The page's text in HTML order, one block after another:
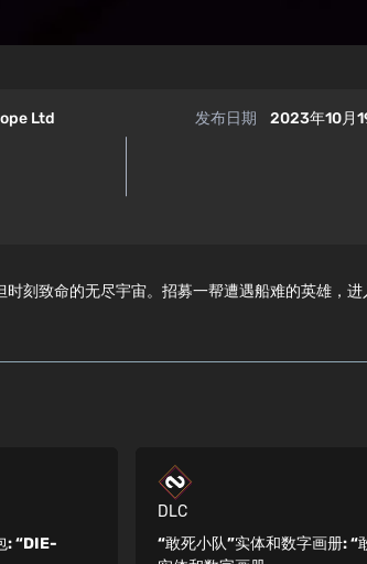
Ltd 发布日期 2023年10月
刻致命的无尽宇宙。招募一帮遭遇船难的英雄，
:“DIE-
DLC
“敢死小队”实体和数字画册:“